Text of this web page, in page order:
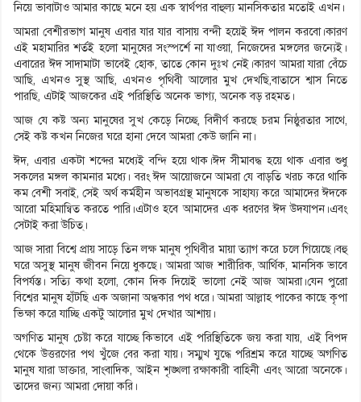
নিয়ে ভাবাটাও আমার কাছে মনে হয় এক স্বার্থপর বাহুল্য মানসিকতার মতোই এখন।
আমরা বেশীরভাগ মানুষ এবার যার যার বাসায় বন্দী হয়েই ঈদ পালন করবো।কারণ
এই মহামারির শর্তই হলো মানুষের সংস্পর্শে না যাওয়া, নিজেদের মঙ্গলের জন্যেই।
এবারের ঈদ সাদামাটা ভাবেই হোক, তাতে কোন দুঃখ নেই।কারণ আমরা যারা বেঁচে
আছি, এখনও সুস্থ আছি, এখনও পৃথিবী আলোর মুখ দেখছি,বাতাসে শ্বাস নিতে
পারছি, এটাই আজকের এই পরিস্থিতি অনেক ভাগ্য, অনেক বড় রহমত।
আজ যে কষ্ট অন্য মানুষের সুখ কেড়ে নিচ্ছে, বিদীর্ণ করছে চরম নিষ্ঠুরতার সাথে,
সেই কষ্ট কখন নিজের ঘরে হানা দেবে আমরা কেউ জানি না।
ঈদ, এবার একটা শব্দের মধ্যেই বন্দি হয়ে থাক।ঈদ সীমাবদ্ধ হয়ে থাক এবার শুধু
সকলের মঙ্গল কামনার মধ্যে। বরং ঈদ আয়োজনে আমরা যে বাড়তি খরচ করে থাকি
কম বেশী সবাই, সেই অর্থ কর্মহীন অভাবগ্রস্থ মানুষকে সাহায্য করে আমাদের ঈদকে
আরো মহিমান্বিত করতে পারি।এটাও হবে আমাদের এক ধরণের ঈদ উদযাপন।এবং
সেটাই করা উচিত্।
আজ সারা বিশ্বে প্রায় সাড়ে তিন লক্ষ মানুষ পৃথিবীর মায়া ত্যাগ করে চলে গিয়েছে।বহু
ঘরে অসুস্থ মানুষ জীবন নিয়ে ধুকছে। আমরা আজ শারীরিক, আর্থিক, মানসিক ভাবে
বিপর্যস্ত। সত্যি কথা হলো, কোন দিক দিয়েই ভালো নেই আজ আমরা।যেন পুরো
বিশ্বের মানুষ হাঁটছি এক অজানা অন্ধকার পথ ধরে। আমরা আল্লাহ পাকের কাছে কৃপা
ভিক্ষা করে যাচ্ছি একটু আলোর মুখ দেখার আশায়।
অগণিত মানুষ চেষ্টা করে যাচ্ছে কিভাবে এই পরিস্থিতিকে জয় করা যায়, এই বিপদ
থেকে উত্তরণের পথ খুঁজে বের করা যায়। সম্মুখ যুদ্ধে পরিশ্রম করে যাচ্ছে অগণিত
মানুষ যারা ডাক্তার, সাংবাদিক, আইন শৃঙ্খলা রক্ষাকারী বাহিনী এবং আরো অনেকে।
তাদের জন্য আমরা দোয়া করি।